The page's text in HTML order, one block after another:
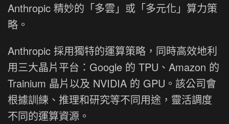
Anthropic 精妙的「多雲」或「多元化」算力策
略。
Anthropic 採用獨特的運算策略，同時高效地利
用三大晶片平台：Google 的 TPU、Amazon 的
Trainium 晶片以及 NVIDIA 的 GPU。該公司會
根據訓練、推理和研究等不同用途，靈活調度
不同的運算資源。